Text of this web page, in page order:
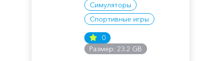
Симуляторы
Спортивные игры
0
Размер: 23.2 GB